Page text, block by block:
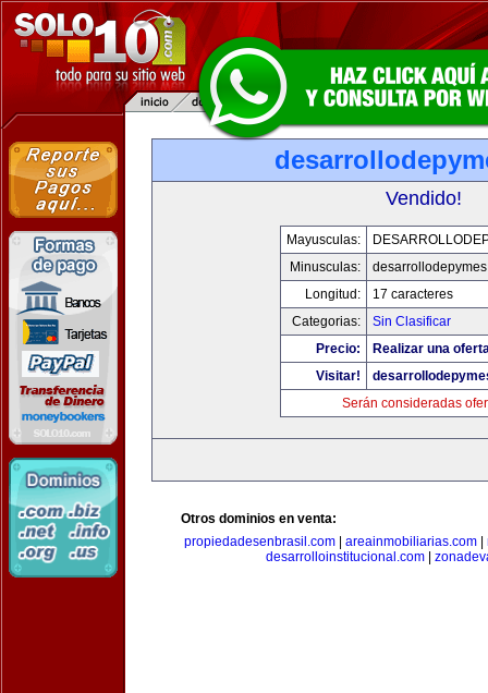
Vendido!
Mayusculas:
Minusculas:
Longitud:
17 caracteres
Categorias:
Sin Clasificar
Precio:
Realizar una
Visitar!
Serán consideradas
Otros dominios en venta:
propiedadesenbrasil.com| areainmobiliarias.com|
desarrolloinstitucional.com